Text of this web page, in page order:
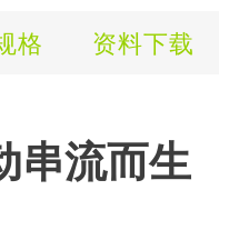
格 资料下载
串流而生